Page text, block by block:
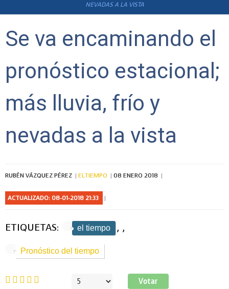
NEVADAS A LA VISTA
Se va encaminando el
pronóstico estacional;
más lluvia, frío y
nevadas a la vista
RUBÉN VÁZQUEZ PÉREZ ELTIEMPO 08 ENERO 2018
ACTUALIZADO: 08-01-2018 21:33
ETIQUETAS: el tiempo , ,
Pronóstico del tiempo
Ratio: 5
Por